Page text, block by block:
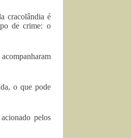
cracolândia é
de crime: o
o que pode
pelos